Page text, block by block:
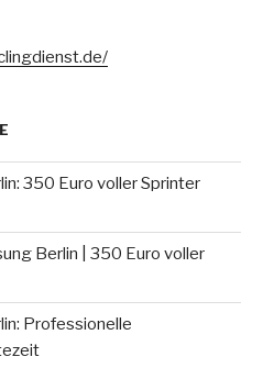
350 Euro voller Sprinter
Berlin | 350 Euro voller
Professionelle